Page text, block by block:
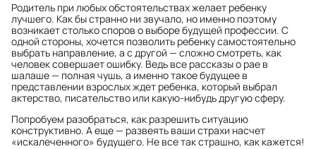
Родитель при любых обстоятельствах желает ребенку
лучшего. Как бы странно ни звучало, но именно поэтому
возникает столько споров о выборе будущей профессии. С
одной стороны, хочется позволить ребенку самостоятельно
выбрать направление, а с другой — сложно смотреть, как
человек совершает ошибку. Ведь все рассказы о рае в
шалаше — полная чушь, а именно такое будущее в
представлении взрослых ждет ребенка, который выбрал
актерство, писательство или какую-нибудь другую сферу.
Попробуем разобраться, как разрешить ситуацию
конструктивно. А еще — развеять ваши страхи насчет
«искалеченного» будущего. Не все так страшно, как кажется!